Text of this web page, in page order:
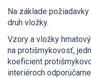
Na základe
druh vložky.
Vzory a vložky
na protišmykovosť,
koeficient
interiéroch